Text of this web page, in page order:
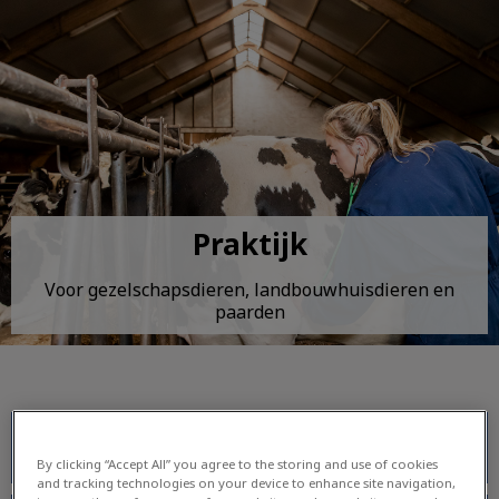
Praktijk
Voor gezelschapsdieren, landbouwhuisdieren en
paarden
By clicking “Accept All” you agree to the storing and use of cookies
and tracking technologies on your device to enhance site navigation,